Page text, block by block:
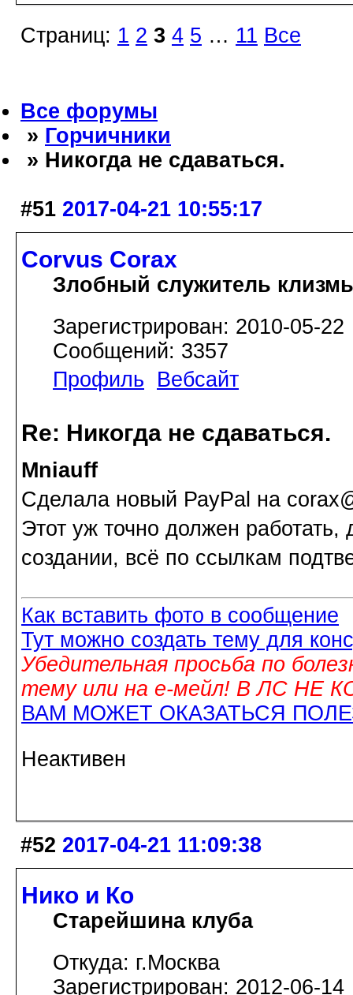
Страниц: 1 2 3 4 5 … 11 Все
Все форумы
» Горчичники
» Никогда не сдаваться.
#51 2017-04-21 10:55:17
Corvus Corax
Злобный служитель
Зарегистрирован: 2010-05-22
Сообщений: 3357
Профиль
Вебсайт
Re: Никогда не сдаваться.
Mniauff
Сделала новый РауPal на
Этот уж точно должен работать,
создании, всё по ссылкам
Как вставить фото в сообщение
Тут можно создать тему для
Убедительная просьба по
тему или на е-мейл! В ЛС НЕ
ВАМ МОЖЕТ ОКАЗАТЬСЯ
Неактивен
#52 2017-04-21 11:09:38
Нико и Ко
Старейшина клуба
Откуда: г.Москва
Зарегистрирован: 2012-06-14